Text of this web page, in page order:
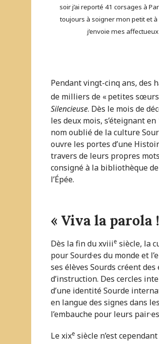
soir j’ai reporté 41 corsages à
toujours à soigner mon petit et
j’envoie mes
Pendant vingt-cinq ans, des
de milliers de « petites sœurs
Silencieuse. Dès le mois de
les deux mois, s’éteignant
nom oublié de la culture
ouvre les portes d’une
travers de leurs propres
consigné à la bibliothèque
l’Épée.
« Viva la parola
Dès la fin du xviiie siècle, la
pour Sourd·es du monde et
ses élèves Sourds créent
d’instruction. Des cercles
d’une identité Sourde
en langue des signes dans
l’embauche pour leurs
Le xixe siècle n’est